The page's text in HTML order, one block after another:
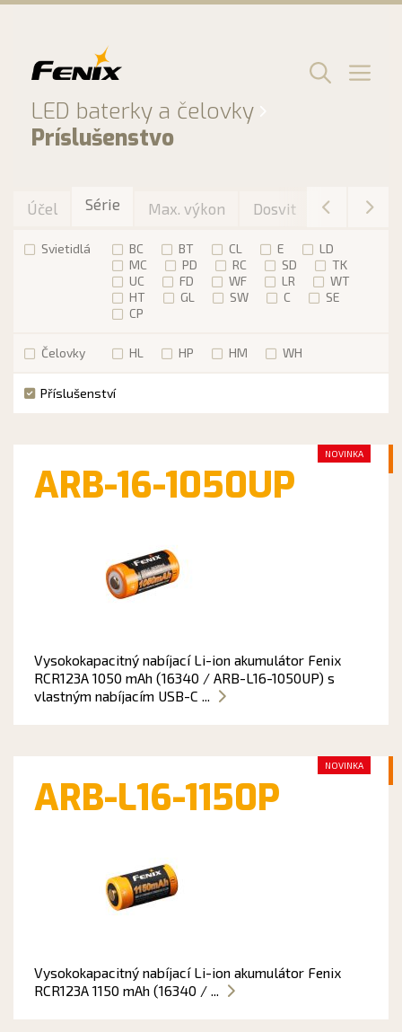
LED baterky a čelovky
Príslušenstvo
Menu
Účel Série Max. výkon Dosvit Max. výdrž
Svietidlá BC BT CL E
LD
MC
PD RC SD
TK
UC
FD WF LR
WT
HT
GL SW C
SE
CP
Čelovky HL HP HM WH
Příslušenství
ARB-16-1050UP
Vysokokapacitný nabíjací Li-ion akumulátor Fenix
RCR123A 1050 mAh (16340 / ARB-L16-1050UP) s
vlastným nabíjacím USB-C ...
NOVINKA
ARB-L16-1150P
Vysokokapacitný nabíjací Li-ion akumulátor Fenix
RCR123A 1150 mAh (16340 / ...
NOVINKA